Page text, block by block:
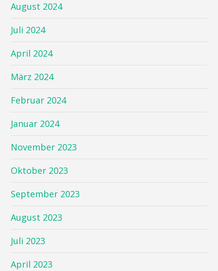
August 2024
Juli 2024
April 2024
März 2024
Februar 2024
Januar 2024
November 2023
Oktober 2023
September 2023
August 2023
Juli 2023
April 2023